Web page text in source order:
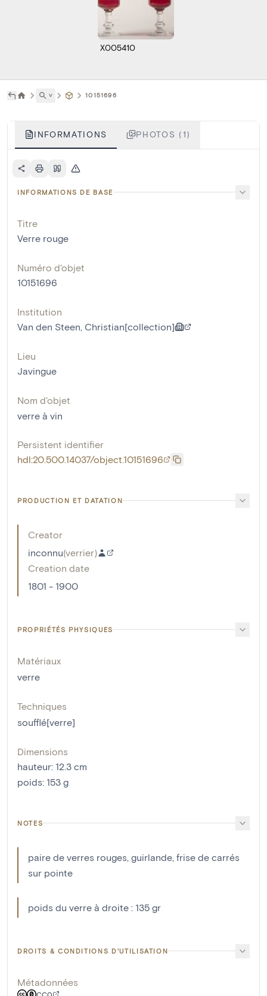
X005410
˅ 10151696
INFORMATIONS PHOTOS (1)
INFORMATIONS DE BASE
Titre
Verre rouge
Numéro d'objet
10151696
Institution
Van den Steen, Christian[collection]
Lieu
Javingue
Nom d'objet
verre à vin
Persistent identifier
hdl:20.500.14037/object.10151696
PRODUCTION ET DATATION
Creator
inconnu(verrier)
Creation date
1801 - 1900
PROPRIÉTÉS PHYSIQUES
Matériaux
verre
Techniques
soufflé[verre]
Dimensions
hauteur: 12.3 cm
poids: 153 g
NOTES
paire de verres rouges, guirlande, frise de carrés
sur pointe
poids du verre à droite : 135 gr
DROITS & CONDITIONS D'UTILISATION
Métadonnées
CC0